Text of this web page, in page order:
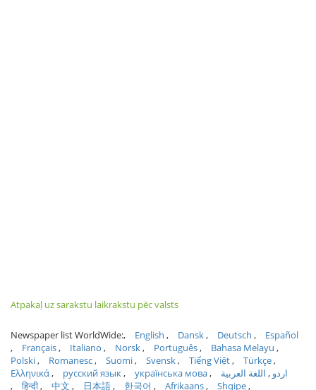
Atpakaļ uz sarakstu laikrakstu pēc valsts
Newspaper list WorldWide: English Dansk Deutsch
Español
Français
Italiano Norsk Português
Bahasa Melayu
Polski
Romanesc Suomi Svensk Tiếng Việt
Türkçe
Ελληνικά
русский язык українська мова اردو
اللغة العربية
हिन्दी
中文 日本語 한국어 Afrikaans Shqipe